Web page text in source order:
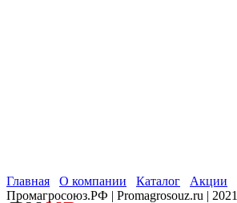
Главная О компании Каталог Акции
Промагросоюз.РФ | Promagrosouz.ru |